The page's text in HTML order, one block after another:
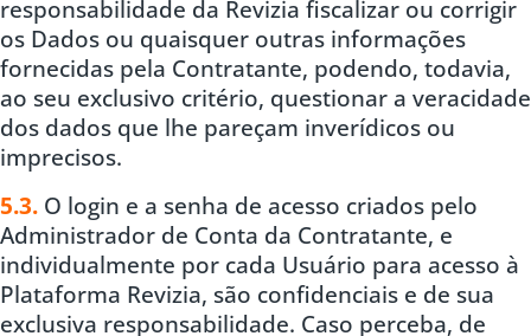
responsabilidade da Revizia fiscalizar ou corrigir
os Dados ou quaisquer outras informações
fornecidas pela Contratante, podendo, todavia,
ao seu exclusivo critério, questionar a veracidade
dos dados que lhe pareçam inverídicos ou
imprecisos.
5.3. O login e a senha de acesso criados pelo
Administrador de Conta da Contratante, e
individualmente por cada Usuário para acesso à
Plataforma Revizia, são confidenciais e de sua
exclusiva responsabilidade. Caso perceba, de